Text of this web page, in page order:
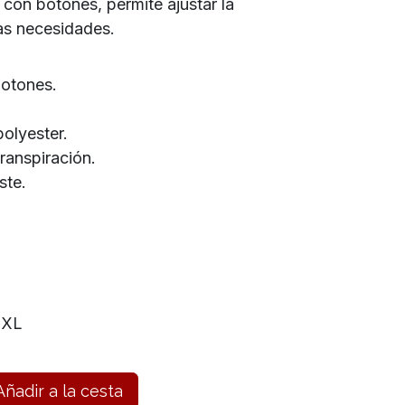
botones, permite ajustar la
necesidades.
XL
a la cesta